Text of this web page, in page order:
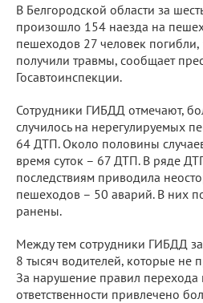
В Белгородской области за
произошло 154 наезда на
пешеходов 27 человек
получили травмы, сообщает
Госавтоинспекции.
Сотрудники ГИБДД отмечают,
случилось на нерегулируемых
64 ДТП. Около половины
время суток – 67 ДТП. В ряде
последствиям приводила
пешеходов – 50 аварий. В них
ранены.
Между тем сотрудники ГИБДД
8 тысяч водителей, которые не
За нарушение правил перехода
ответственности привлечено